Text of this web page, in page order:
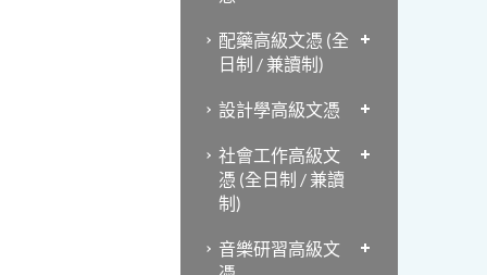
配藥高級文憑 (全
日制 / 兼讀制)
設計學高級文憑
社會工作高級文
憑 (全日制 / 兼讀
制)
音樂研習高級文